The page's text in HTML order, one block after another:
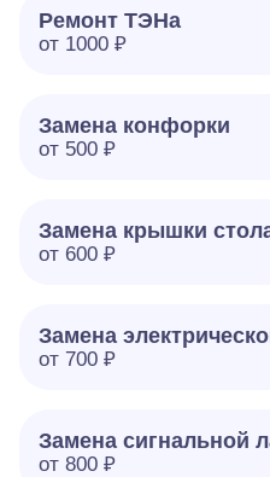
Ремонт ТЭНа
от 1000 ₽
Замена конфорки
от 500 ₽
Замена крышки
от 600 ₽
Замена
от 700 ₽
Замена сигнальной
от 800 ₽